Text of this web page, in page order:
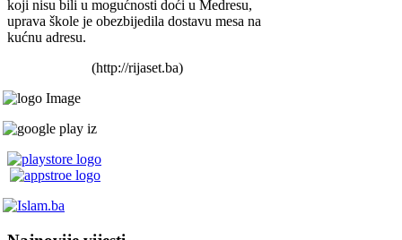
koji nisu bili u mogućnosti doći u Medresu,
uprava škole je obezbijedila dostavu mesa na
kućnu adresu.
(http://rijaset.ba)